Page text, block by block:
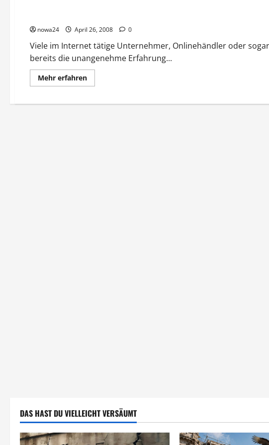
nowa24 April 26, 2008 0
Viele im Internet tätige Unternehmer, Onlinehändler oder
bereits die unangenehme Erfahrung...
Mehr erfahrenMehr
Informationen
Homepage
DAS HAST DU VIELLEICHT VERSÄUMT